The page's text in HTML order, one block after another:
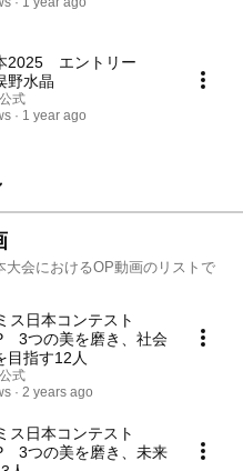
2025 エントリー
野水晶
式
1 year ago
大会におけるOP動画のリストで
ス日本コンテスト
3つの美を磨き、社会
目指す12人
式
2 years ago
ス日本コンテスト
3つの美を磨き、未来